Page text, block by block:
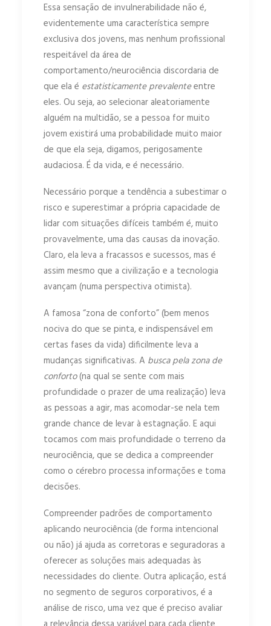
Essa sensação de invulnerabilidade não é,
evidentemente uma característica sempre
exclusiva dos jovens, mas nenhum profissional
respeitável da área de
comportamento/neurociência discordaria de
que ela é estatisticamente prevalenteentre
eles. Ou seja, ao selecionar aleatoriamente
alguém na multidão, se a pessoa for muito
jovem existirá uma probabilidade muito maior
de que ela seja, digamos, perigosamente
audaciosa. É da vida, e é necessário.
Necessário porque a tendência a subestimar o
risco e superestimar a própria capacidade de
lidar com situações difíceis também é, muito
provavelmente, uma das causas da inovação.
Claro, ela leva a fracassos e sucessos, mas é
assim mesmo que a civilização e a tecnologia
avançam (numa perspectiva otimista).
A famosa “zona de conforto” (bem menos
nociva do que se pinta, e indispensável em
certas fases da vida) dificilmente leva a
mudanças significativas. A busca pela zona de
conforto(na qual se sente com mais
profundidade o prazer de uma realização) leva
as pessoas a agir, mas acomodar-se nela tem
grande chance de levar à estagnação. E aqui
tocamos com mais profundidade o terreno da
neurociência, que se dedica a compreender
como o cérebro processa informações e toma
decisões.
Compreender padrões de comportamento
aplicando neurociência (de forma intencional
ou não) já ajuda as corretoras e seguradoras a
oferecer as soluções mais adequadas às
necessidades do cliente. Outra aplicação, está
no segmento de seguros corporativos, é a
análise de risco, uma vez que é preciso avaliar